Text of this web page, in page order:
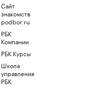
Сайт
знакомств
podbor.ru
РБК
Компании
РБК Курсы
Школа
управления
РБК